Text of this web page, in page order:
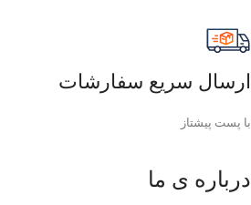
ارسال سریع سفارشات
با پست پیشتاز
درباره ی ما